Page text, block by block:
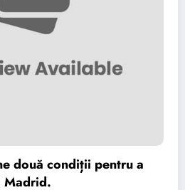
două condiții pentru a
Madrid.